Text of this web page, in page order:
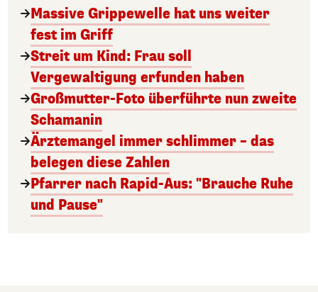
Massive Grippewelle hat uns weiter
fest im Griff
Streit um Kind: Frau soll
Vergewaltigung erfunden haben
Großmutter-Foto überführte nun zweite
Schamanin
Ärztemangel immer schlimmer – das
belegen diese Zahlen
Pfarrer nach Rapid-Aus: "Brauche Ruhe
und Pause"